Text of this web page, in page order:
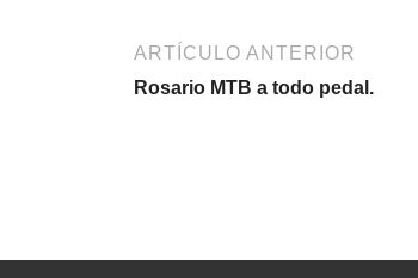
ARTÍCULO ANTERIOR
Rosario MTB a todo pedal.